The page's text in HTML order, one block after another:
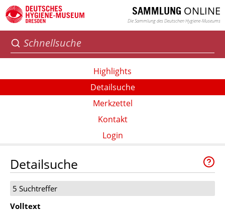
SAMMLUNG ONLINE
Die Sammlung des Deutschen Hygiene-Museums
Highlights
Detailsuche
Merkzettel
Kontakt
Login
Detailsuche
5 Suchtreffer
Volltext